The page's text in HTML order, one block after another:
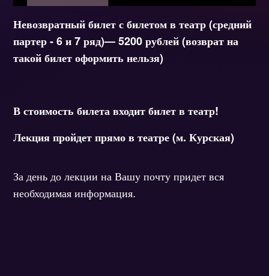
Невозвратный билет с билетом в театр (средний
партер - 6 и 7 ряд)— 5200 рублей (возврат на
такой билет оформить нельзя)
В стоимость билета входит билет в театр!
Лекция пройдет прямо в театре (м. Курская)
За день до лекции на Вашу почту придет вся
необходимая информация.